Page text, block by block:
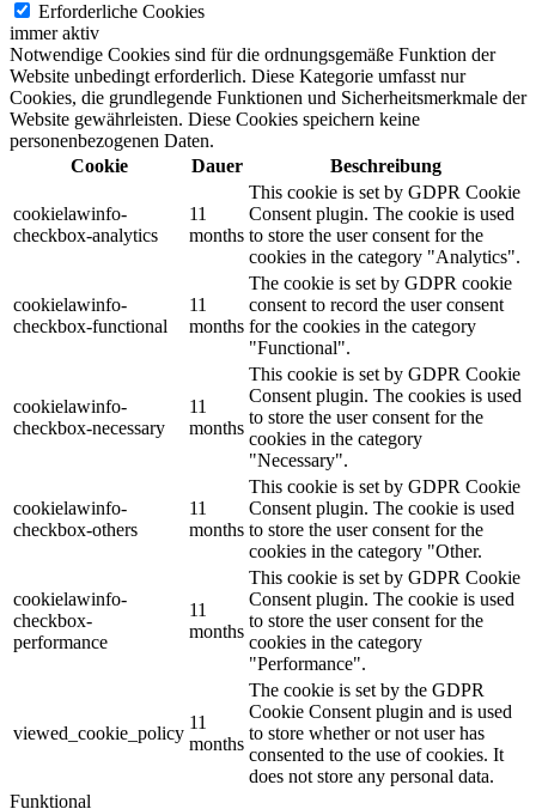
Erforderliche Cookies
immer aktiv
Notwendige Cookies sind für die ordnungsgemäße Funktion der
Website unbedingt erforderlich. Diese Kategorie umfasst nur
Cookies, die grundlegende Funktionen und Sicherheitsmerkmale der
Website gewährleisten. Diese Cookies speichern keine
personenbezogenen Daten.
Cookie
Dauer Beschreibung
cookielawinfo-
checkbox-analytics
11
months
This cookie is set by GDPR Cookie
Consent plugin. The cookie is used
to store the user consent for the
cookies in the category "Analytics".
cookielawinfo-
checkbox-functional
11
months
The cookie is set by GDPR cookie
consent to record the user consent
for the cookies in the category
"Functional".
cookielawinfo-
checkbox-necessary
11
months
This cookie is set by GDPR Cookie
Consent plugin. The cookies is used
to store the user consent for the
cookies in the category
"Necessary".
cookielawinfo-
checkbox-others
11
months
This cookie is set by GDPR Cookie
Consent plugin. The cookie is used
to store the user consent for the
cookies in the category "Other.
cookielawinfo-
checkbox-
performance
11
months
This cookie is set by GDPR Cookie
Consent plugin. The cookie is used
to store the user consent for the
cookies in the category
"Performance".
viewed_cookie_policy
11
months
The cookie is set by the GDPR
Cookie Consent plugin and is used
to store whether or not user has
consented to the use of cookies. It
does not store any personal data.
Funktional